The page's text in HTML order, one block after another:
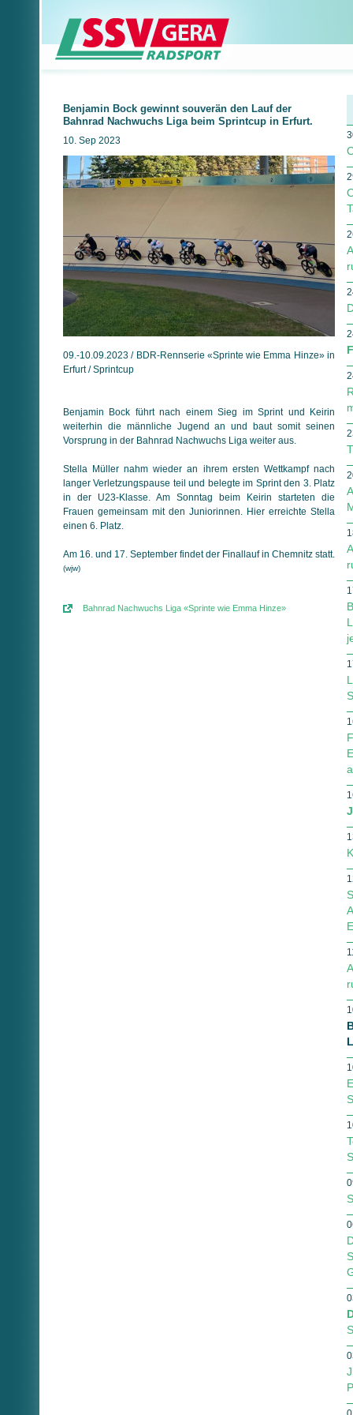
Benjamin Bock gewinnt souverän den Lauf der
Bahnrad Nachwuchs Liga beim Sprintcup in Erfurt.
10. Sep 2023
09.-10.09.2023 / BDR-Rennserie «Sprinte wie Emma Hinze» in
Erfurt / Sprintcup
Benjamin Bock führt nach einem Sieg im Sprint und Keirin
weiterhin die männliche Jugend an und baut somit seinen
Vorsprung in der Bahnrad Nachwuchs Liga weiter aus.
Stella Müller nahm wieder an ihrem ersten Wettkampf nach
langer Verletzungspause teil und belegte im Sprint den 3. Platz
in der U23-Klasse. Am Sonntag beim Keirin starteten die
Frauen gemeinsam mit den Juniorinnen. Hier erreichte Stella
einen 6. Platz.
Am 16. und 17. September findet der Finallauf in Chemnitz statt.
(wjw)
Bahnrad Nachwuchs Liga «Sprinte wie Emma Hinze»